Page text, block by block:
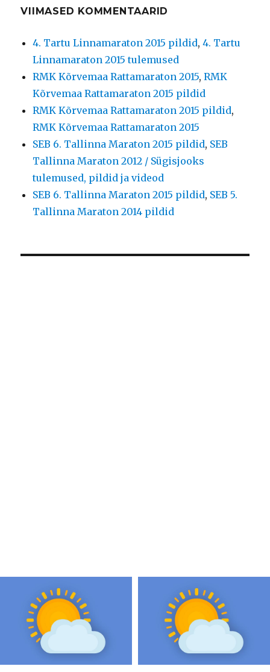
VIIMASED KOMMENTAARID
4. Tartu Linnamaraton 2015 pildid,4. Tartu
Linnamaraton 2015 tulemused
RMK Kõrvemaa Rattamaraton 2015,RMK
Kõrvemaa Rattamaraton 2015 pildid
RMK Kõrvemaa Rattamaraton 2015 pildid,
RMK Kõrvemaa Rattamaraton 2015
SEB 6. Tallinna Maraton 2015 pildid, SEB
Tallinna Maraton 2012 / Sügisjooks
tulemused, pildid ja videod
SEB 6. Tallinna Maraton 2015 pildid, SEB 5.
Tallinna Maraton 2014 pildid